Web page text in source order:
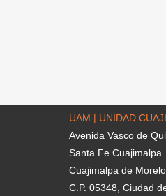
UAM | UNIDAD
Avenida Vasco de
Santa Fe
Cuajimalpa de
C.P. 05348, Ciudad